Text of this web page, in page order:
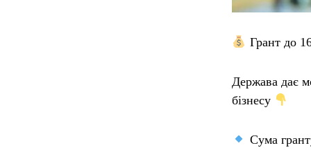
Грант до
Держава дає
бізнесу
Сума